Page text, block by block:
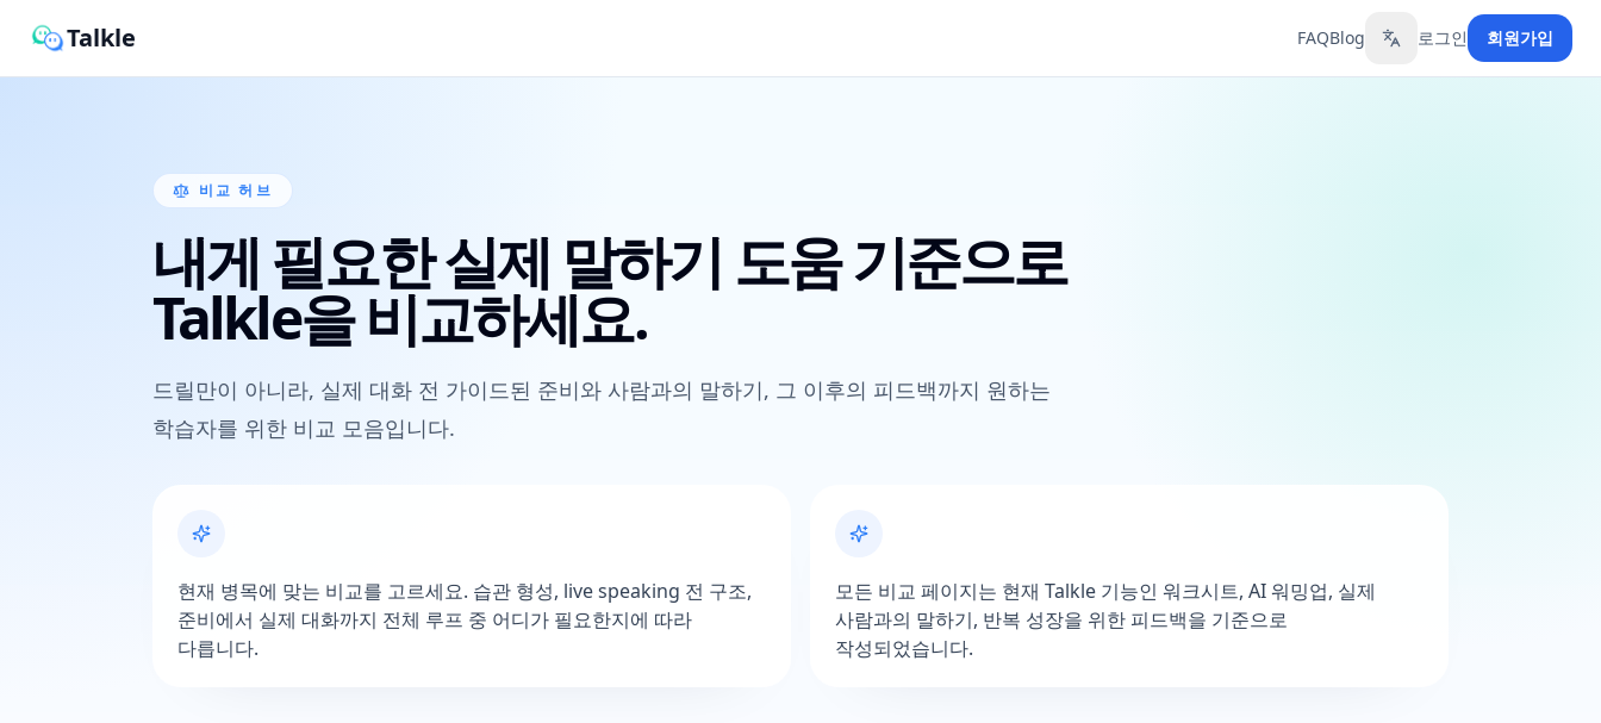
Talkle FAQBlog Toggle language
로그인 회원가입
비교 허브
내게 필요한 실제 말하기 도움 기준으로
Talkle을 비교하세요.
드릴만이 아니라, 실제 대화 전 가이드된 준비와 사람과의 말하기, 그 이후의 피드백까지 원하는
학습자를 위한 비교 모음입니다.
현재 병목에 맞는 비교를 고르세요. 습관 형성, live speaking 전 구조,
준비에서 실제 대화까지 전체 루프 중 어디가 필요한지에 따라
다릅니다.
모든 비교 페이지는 현재 Talkle 기능인 워크시트, AI 워밍업, 실제
사람과의 말하기, 반복 성장을 위한 피드백을 기준으로
작성되었습니다.